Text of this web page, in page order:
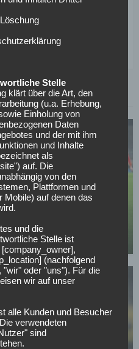
in Frage kommt, steht
Transfer kurz vor
Stelle
klärt über die Art, den
(u.a. Erhebung,
Einholung von
Daten
und der mit ihm
und Inhalte
als
auf. Die
von den
Plattformen und
Mobile) auf denen das
und die
Stelle ist
(nachfolgend
oder "uns"). Für die
wir auf unser
alle Kunden und Besucher
verwendeten
sind